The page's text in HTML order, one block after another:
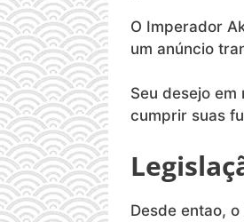
O Imperador
um anúncio
Seu desejo
cumprir suas
Desde entao,